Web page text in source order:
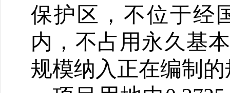
保护区，不位于经
内，不占用永久基
规模纳入正在编制